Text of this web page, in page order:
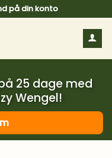
på din konto
25 dage med
Wengel!